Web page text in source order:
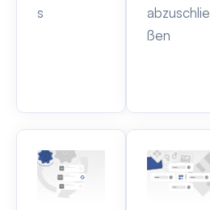
s
abzuschlie
ßen